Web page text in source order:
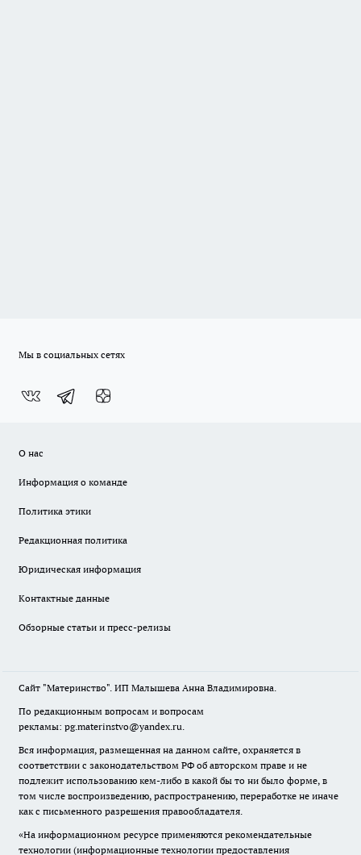
Мы в социальных сетях
О нас
Информация о команде
Политика этики
Редакционная политика
Юридическая информация
Контактные данные
Обзорные статьи и пресс-релизы
Сайт "Материнство". ИП Малышева Анна Владимировна.
По редакционным вопросам и вопросам
рекламы: pg.materinstvo@yandex.ru.
Вся информация, размещенная на данном сайте, охраняется в
соответствии с законодательством РФ об авторском праве и не
подлежит использованию кем-либо в какой бы то ни было форме, в
том числе воспроизведению, распространению, переработке не иначе
как с письменного разрешения правообладателя.
«На информационном ресурсе применяются рекомендательные
технологии (информационные технологии предоставления